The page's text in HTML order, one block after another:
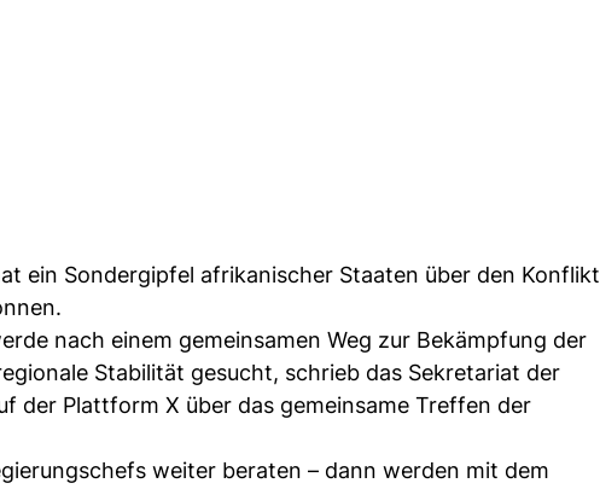
ein Sondergipfel afrikanischer Staaten über den Konflikt
nach einem gemeinsamen Weg zur Bekämpfung der
Stabilität gesucht, schrieb das Sekretariat der
der Plattform X über das gemeinsame Treffen der
weiter beraten – dann werden mit dem